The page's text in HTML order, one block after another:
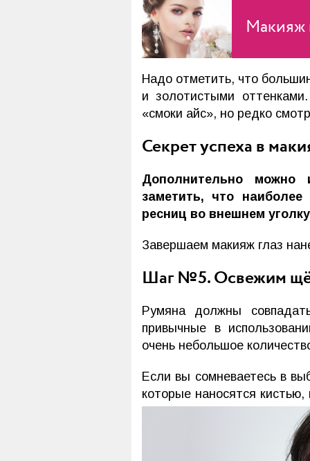
Макияж
Надо отметить, что
и золотистыми
«смоки айс», но редко
Секрет успеха в
Дополнительно можно
заметить, что
ресниц во внешнем
Завершаем макияж глаз
Шаг №5. Освежим
Румяна должны
привычные в
очень небольшое
Если вы сомневаетесь в
которые наносятся